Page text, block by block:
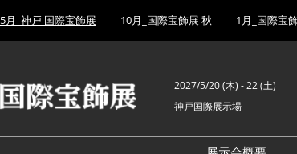
5月_神戸 国際宝飾展 10月_国際宝飾展 秋 1月_国際宝
2027/5/20 (木) - 22 (土)
神戸国際展示場